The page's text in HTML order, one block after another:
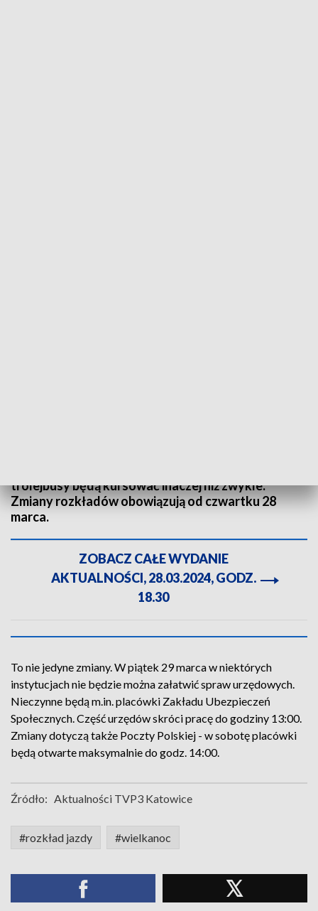
trolejbusy będą kursować inaczej niż zwykle.
Zmiany rozkładów obowiązują od czwartku 28
marca.
ZOBACZ CAŁE WYDANIE
AKTUALNOŚCI, 28.03.2024, GODZ.
18.30
To nie jedyne zmiany. W piątek 29 marca w niektórych
instytucjach nie będzie można załatwić spraw urzędowych.
Nieczynne będą m.in. placówki Zakładu Ubezpieczeń
Społecznych. Część urzędów skróci pracę do godziny 13:00.
Zmiany dotyczą także Poczty Polskiej - w sobotę placówki
będą otwarte maksymalnie do godz. 14:00.
Źródło: Aktualności TVP3 Katowice
#rozkład jazdy #wielkanoc